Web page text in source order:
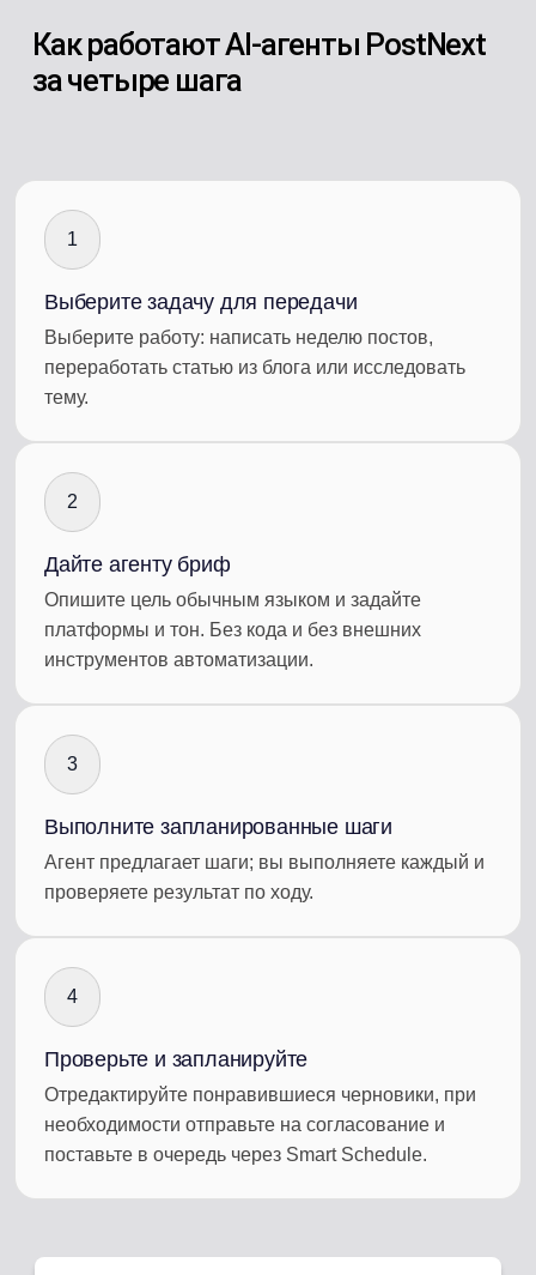
Как работают AI-агенты PostNext
за четыре шага
1
Выберите задачу для передачи
Выберите работу: написать неделю постов,
переработать статью из блога или исследовать
тему.
2
Дайте агенту бриф
Опишите цель обычным языком и задайте
платформы и тон. Без кода и без внешних
инструментов автоматизации.
3
Выполните запланированные шаги
Агент предлагает шаги; вы выполняете каждый и
проверяете результат по ходу.
4
Проверьте и запланируйте
Отредактируйте понравившиеся черновики, при
необходимости отправьте на согласование и
поставьте в очередь через Smart Schedule.